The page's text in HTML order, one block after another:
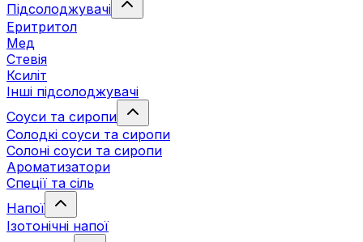
Підсолоджувачі
Еритритол
Мед
Стевія
Ксиліт
Інші підсолоджувачі
Соуси та сиропи
Солодкі соуси та сиропи
Солоні соуси та сиропи
Ароматизатори
Спеції та сіль
Напої
Ізотонічні напої